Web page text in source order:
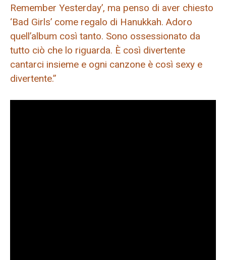
Remember Yesterday’, ma penso di aver chiesto
‘Bad Girls’ come regalo di Hanukkah. Adoro
quell’album così tanto. Sono ossessionato da
tutto ciò che lo riguarda. È così divertente
cantarci insieme e ogni canzone è così sexy e
divertente.”